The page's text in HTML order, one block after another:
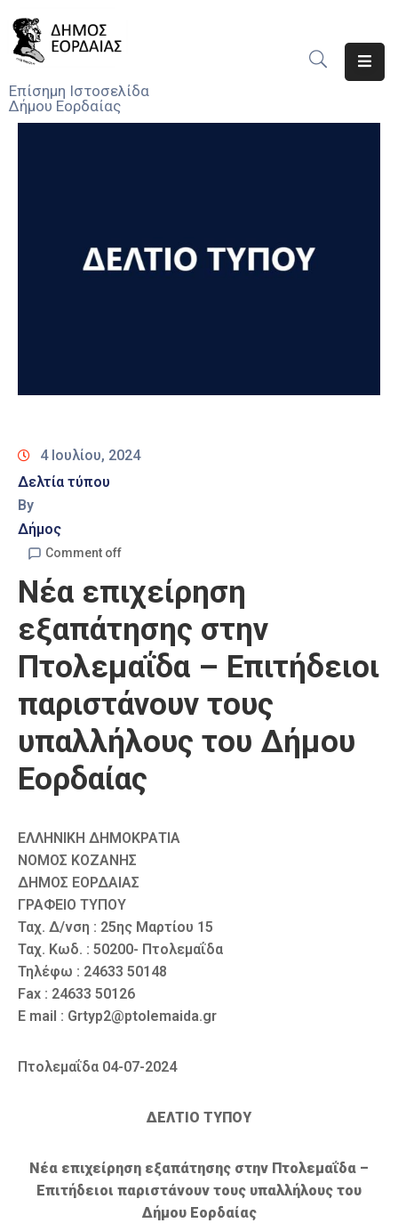
Επίσημη Ιστοσελίδα
Δήμου Εορδαίας
Ο
4 Ιουλίου, 2024
Δελτία τύπου
By
Δήμος
Comment off
Νέα επιχείρηση
εξαπάτησης στην
Πτολεμαΐδα – Επιτήδειοι
παριστάνουν τους
υπαλλήλους του Δήμου
Εορδαίας
ΕΛΛΗΝΙΚΗ ΔΗΜΟΚΡΑΤΙΑ
ΝΟΜΟΣ ΚΟΖΑΝΗΣ
ΔΗΜΟΣ ΕΟΡΔΑΙΑΣ
ΓΡΑΦΕΙΟ ΤΥΠΟΥ
Ταχ. Δ/νση : 25ης Μαρτίου 15
Ταχ. Κωδ. : 50200- Πτολεμαΐδα
Τηλέφω : 24633 50148
Fax : 24633 50126
E mail : Grtyp2@ptolemaida.gr
Πτολεμαΐδα 04-07-2024
ΔΕΛΤΙΟ ΤΥΠΟΥ
Νέα επιχείρηση εξαπάτησης στην Πτολεμαΐδα –
Επιτήδειοι παριστάνουν τους υπαλλήλους του
Δήμου Εορδαίας